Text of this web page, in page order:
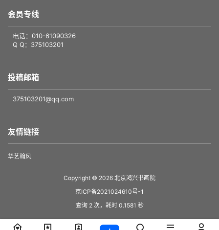
会员专线
电话：010-61090326
Q Q：375103201
投稿邮箱
375103201@qq.com
友情链接
华艺翰风
Copyright © 2026 北京鸿兴书画院
京ICP备2021024610号-1
查询 2 次，耗时 0.1581 秒